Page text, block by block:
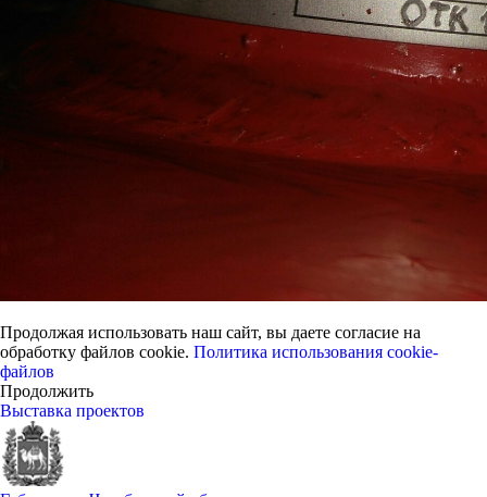
Продолжая использовать наш сайт, вы даете согласие на
обработку файлов cookie. Политика использования cookie-
файлов
Продолжить
Выставка проектов